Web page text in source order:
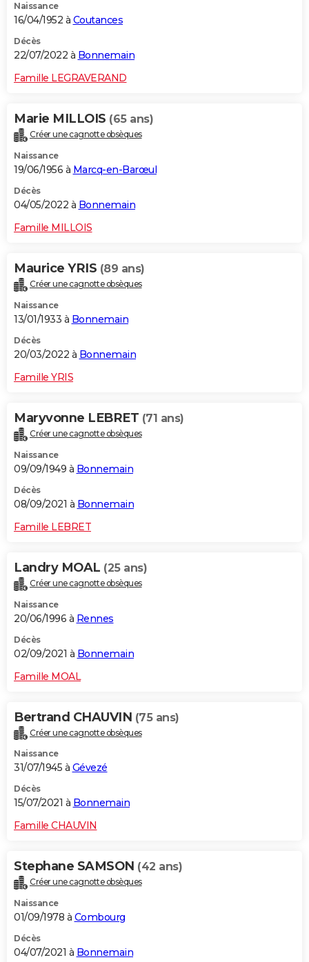
Naissance
16/04/1952 à Coutances
Décès
22/07/2022 à Bonnemain
Famille LEGRAVERAND
Marie MILLOIS (65 ans)
Créer une cagnotte obsèques
Naissance
19/06/1956 à Marcq-en-Barœul
Décès
04/05/2022 à Bonnemain
Famille MILLOIS
Maurice YRIS (89 ans)
Créer une cagnotte obsèques
Naissance
13/01/1933 à Bonnemain
Décès
20/03/2022 à Bonnemain
Famille YRIS
Maryvonne LEBRET (71 ans)
Créer une cagnotte obsèques
Naissance
09/09/1949 à Bonnemain
Décès
08/09/2021 à Bonnemain
Famille LEBRET
Landry MOAL (25 ans)
Créer une cagnotte obsèques
Naissance
20/06/1996 à Rennes
Décès
02/09/2021 à Bonnemain
Famille MOAL
Bertrand CHAUVIN (75 ans)
Créer une cagnotte obsèques
Naissance
31/07/1945 à Gévezé
Décès
15/07/2021 à Bonnemain
Famille CHAUVIN
Stephane SAMSON (42 ans)
Créer une cagnotte obsèques
Naissance
01/09/1978 à Combourg
Décès
04/07/2021 à Bonnemain